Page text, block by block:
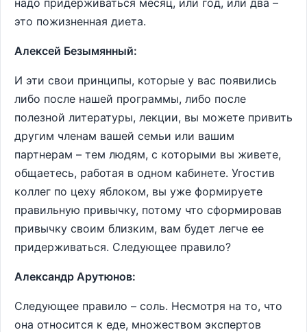
надо придерживаться месяц, или год, или два –
это пожизненная диета.
Алексей Безымянный:
И эти свои принципы, которые у вас появились
либо после нашей программы, либо после
полезной литературы, лекции, вы можете привить
другим членам вашей семьи или вашим
партнерам – тем людям, с которыми вы живете,
общаетесь, работая в одном кабинете. Угостив
коллег по цеху яблоком, вы уже формируете
правильную привычку, потому что сформировав
привычку своим близким, вам будет легче ее
придерживаться. Следующее правило?
Александр Арутюнов:
Следующее правило – соль. Несмотря на то, что
она относится к еде, множеством экспертов